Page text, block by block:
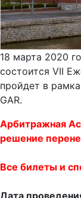
18 марта 2020
состоится VII
пройдет в
GAR.
Арбитражная
решение
Все билеты и
Дата